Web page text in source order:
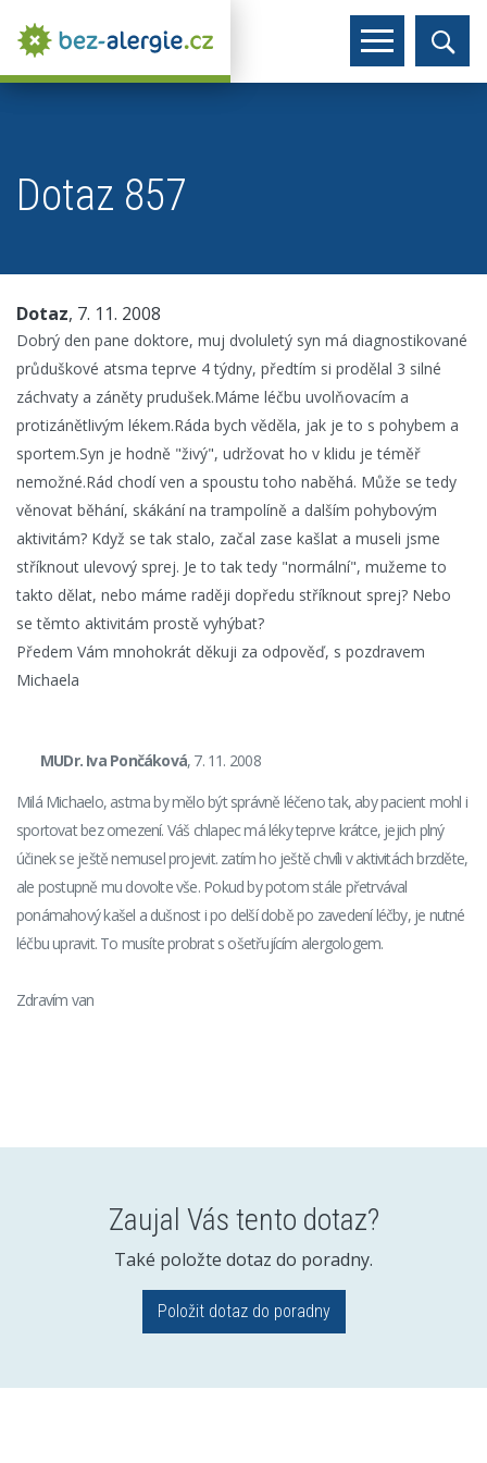
Dotaz 857
Dotaz, 7. 11. 2008
Dobrý den pane doktore, muj dvoluletý syn má diagnostikované
průduškové atsma teprve 4 týdny, předtím si prodělal 3 silné
záchvaty a záněty prudušek.Máme léčbu uvolňovacím a
protizánětlivým lékem.Ráda bych věděla, jak je to s pohybem a
sportem.Syn je hodně "živý", udržovat ho v klidu je téměř
nemožné.Rád chodí ven a spoustu toho naběhá. Může se tedy
věnovat běhání, skákání na trampolíně a dalším pohybovým
aktivitám? Když se tak stalo, začal zase kašlat a museli jsme
stříknout ulevový sprej. Je to tak tedy "normální", mužeme to
takto dělat, nebo máme raději dopředu stříknout sprej? Nebo
se těmto aktivitám prostě vyhýbat?
Předem Vám mnohokrát děkuji za odpověď, s pozdravem
Michaela
MUDr. Iva Pončáková, 7. 11. 2008
Milá Michaelo, astma by mělo být správně léčeno tak, aby pacient mohl i
sportovat bez omezení. Váš chlapec má léky teprve krátce, jejich plný
účinek se ještě nemusel projevit. zatím ho ještě chvíli v aktivitách brzděte,
ale postupně mu dovolte vše. Pokud by potom stále přetrvával
ponámahový kašel a dušnost i po delší době po zavedení léčby, je nutné
léčbu upravit. To musíte probrat s ošetřujícím alergologem.
Zdravím van
Zaujal Vás tento dotaz?
Také položte dotaz do poradny.
Položit dotaz do poradny